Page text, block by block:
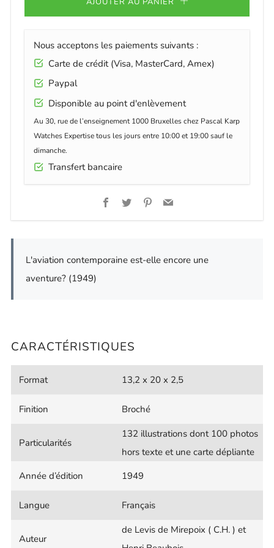
Nous acceptons les paiements suivants :
Carte de crédit (Visa, MasterCard, Amex)
Paypal
Disponible au point d'enlèvement
Au 30, rue de l’enseignement 1000 Bruxelles chez Pascal Karp
Watches Expertise tous les jours entre 10:00 et 19:00 sauf le
dimanche.
Transfert bancaire
Facebook
TwitterPinterest
Email
L'aviation contemporaine est-elle encore une
aventure? (1949)
CARACTÉRISTIQUES
Format 13,2 x 20 x 2,5
Finition Broché
Particularités
132 illustrations dont 100 photos
hors texte et une carte dépliante
Année d’édition
1949
Langue Français
Auteur
de Levis de Mirepoix ( C.H. ) et